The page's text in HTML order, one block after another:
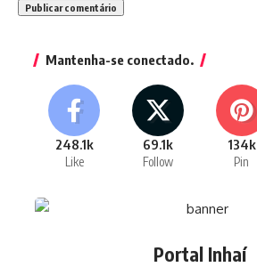
Mantenha-se conectado.
248.1k
Like
69.1k
Follow
134k
Pin
Portal Inhaí